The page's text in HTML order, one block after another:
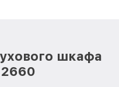
шкафа
2660